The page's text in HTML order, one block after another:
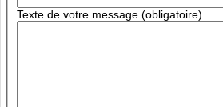
Texte de votre message (obligatoire)